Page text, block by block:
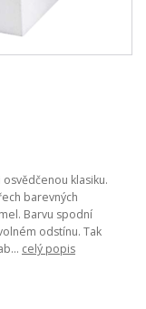
klasiku.
barevných
Barvu spodní
odstínu. Tak
celý popis